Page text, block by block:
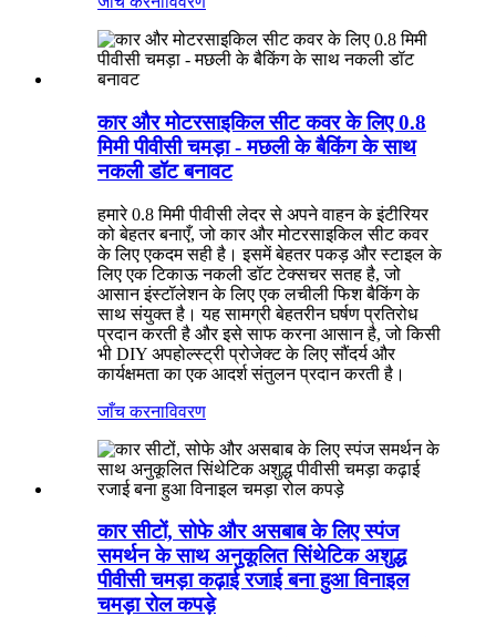
कार और मोटरसाइकिल सीट कवर के लिए 0.8
मिमी पीवीसी चमड़ा - मछली के बैकिंग के साथ
नकली डॉट बनावट
हमारे 0.8 मिमी पीवीसी लेदर से अपने वाहन के इंटीरियर
को बेहतर बनाएँ, जो कार और मोटरसाइकिल सीट कवर
के लिए एकदम सही है। इसमें बेहतर पकड़ और स्टाइल के
लिए एक टिकाऊ नकली डॉट टेक्सचर सतह है, जो
आसान इंस्टॉलेशन के लिए एक लचीली फिश बैकिंग के
साथ संयुक्त है। यह सामग्री बेहतरीन घर्षण प्रतिरोध
प्रदान करती है और इसे साफ करना आसान है, जो किसी
भी DIY अपहोल्स्ट्री प्रोजेक्ट के लिए सौंदर्य और
कार्यक्षमता का एक आदर्श संतुलन प्रदान करती है।
जाँच करनाविवरण
कार सीटों, सोफे और असबाब के लिए स्पंज
समर्थन के साथ अनुकूलित सिंथेटिक अशुद्ध
पीवीसी चमड़ा कढ़ाई रजाई बना हुआ विनाइल
चमड़ा रोल कपड़े